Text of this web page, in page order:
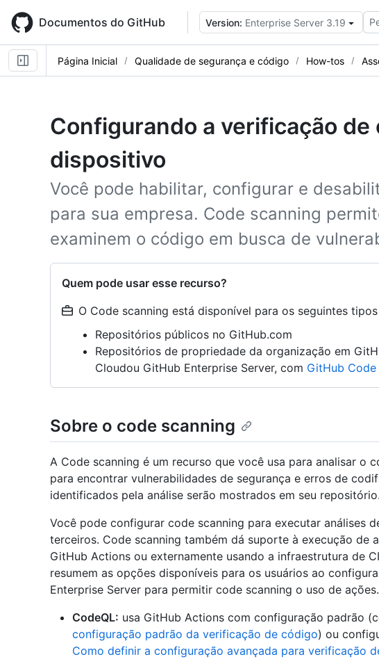
main
content
Documentos do GitHub Version: Enterprise Server 3.19
Página Inicial Qualidade de segurança e código How-tos
Configurando a verificação de
dispositivo
Você pode habilitar, configurar e
para sua empresa. Code scanning
examinem o código em busca de
Quem pode usar esse recurso?
O Code scanning está disponível para os seguintes
Repositórios públicos no GitHub.com
Repositórios de propriedade da organização em
Cloudou GitHub Enterprise Server, com GitHub
Sobre o code scanning
A Code scanning é um recurso que você usa para analisar o
para encontrar vulnerabilidades de segurança e erros de
identificados pela análise serão mostrados em seu repositório.
Você pode configurar code scanning para executar análises
terceiros. Code scanning também dá suporte à execução de
GitHub Actions ou externamente usando a infraestrutura de
resumem as opções disponíveis para os usuários ao
Enterprise Server para permitir code scanning o uso de ações.
CodeQL: usa GitHub Actions com configuração padrão
configuração padrão da verificação de código) ou
Como definir a configuração avançada para verificação